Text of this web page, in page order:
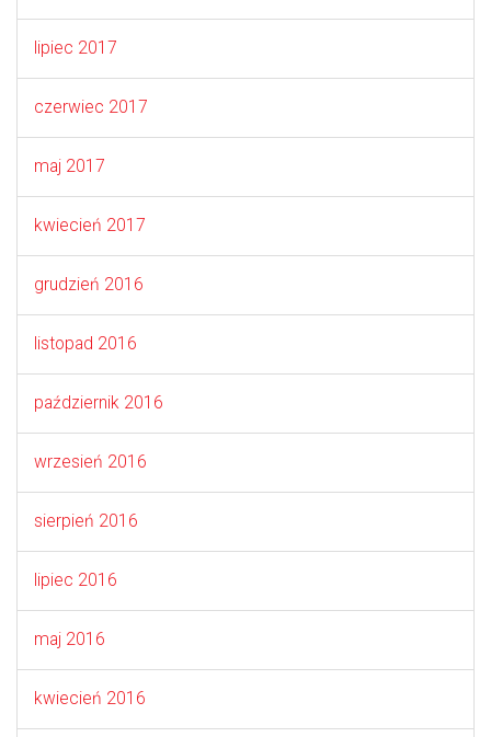
lipiec 2017
czerwiec 2017
maj 2017
kwiecień 2017
grudzień 2016
listopad 2016
październik 2016
wrzesień 2016
sierpień 2016
lipiec 2016
maj 2016
kwiecień 2016